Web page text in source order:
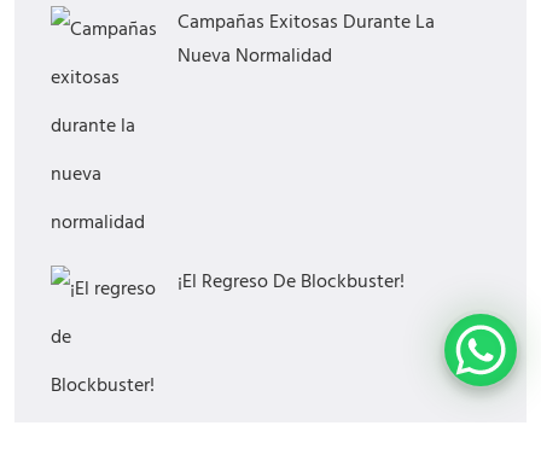
Campañas Exitosas Durante La
Nueva Normalidad
¡El Regreso De Blockbuster!